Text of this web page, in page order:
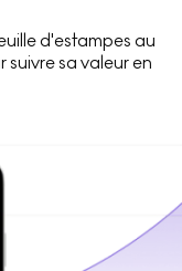
d'estampes au
sa valeur en